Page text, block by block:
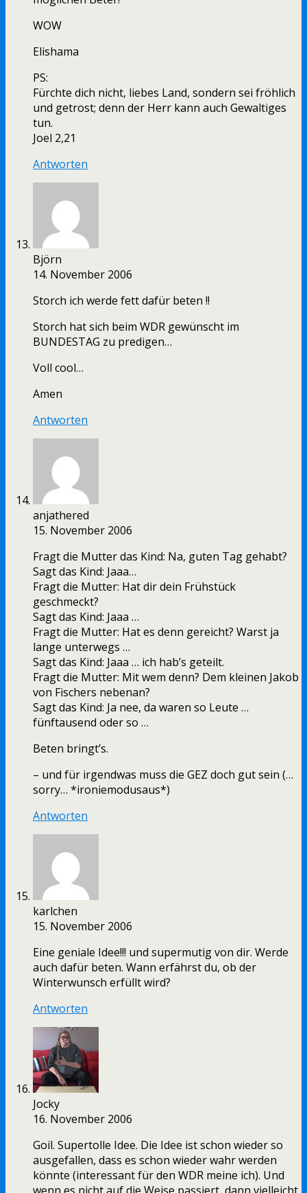
WOW
Elishama
PS:
Fürchte dich nicht, liebes Land, sondern sei fröhlich
und getrost; denn der Herr kann auch Gewaltiges
tun.
Joel 2,21
Antworten
Björn
14. November 2006
Storch ich werde fett dafür beten !!
Storch hat sich beim WDR gewünscht im
BUNDESTAG zu predigen…
Voll cool…
Amen
Antworten
anjathered
15. November 2006
Fragt die Mutter das Kind: Na, guten Tag gehabt?
Sagt das Kind: Jaaa…
Fragt die Mutter: Hat dir dein Frühstück
geschmeckt?
Sagt das Kind: Jaaa …
Fragt die Mutter: Hat es denn gereicht? Warst ja
lange unterwegs …
Sagt das Kind: Jaaa … ich hab’s geteilt.
Fragt die Mutter: Mit wem denn? Dem kleinen Jakob
von Fischers nebenan?
Sagt das Kind: Ja nee, da waren so Leute …
fünftausend oder so …
Beten bringt’s.
– und für irgendwas muss die GEZ doch gut sein (…
sorry… *ironiemodusaus*)
Antworten
karlchen
15. November 2006
Eine geniale Idee!!! und supermutig von dir. Werde
auch dafür beten. Wann erfährst du, ob der
Winterwunsch erfüllt wird?
Antworten
Jocky
16. November 2006
Goil. Supertolle Idee. Die Idee ist schon wieder so
ausgefallen, dass es schon wieder wahr werden
könnte (interessant für den WDR meine ich). Und